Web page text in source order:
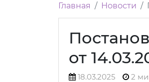
Главная Новости
от
18.03.2025 2